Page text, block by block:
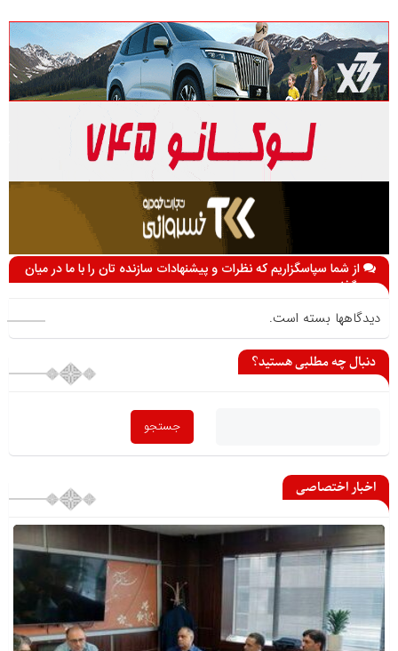
از شما سپاسگزاریم که نظرات و پیشنهادات سازنده تان را با ما در میان
می گذارید
دیدگاهها بسته است.
دنبال چه مطلبی هستید؟
اخبار اختصاصی